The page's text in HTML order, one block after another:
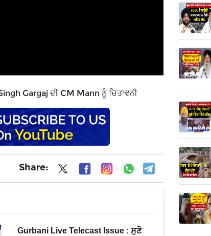
Gargaj ਦੀ CM Mann ਨੂੰ ਚਿਤਾਵਨੀ
Share:
Gurbani Live Telecast Issue : ਸੁਣੋ